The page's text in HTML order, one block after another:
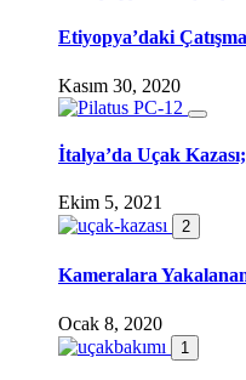
Etiyopya’daki
Kasım 30, 2020
İtalya’da Uçak
Ekim 5, 2021
2
Kameralara
Ocak 8, 2020
1